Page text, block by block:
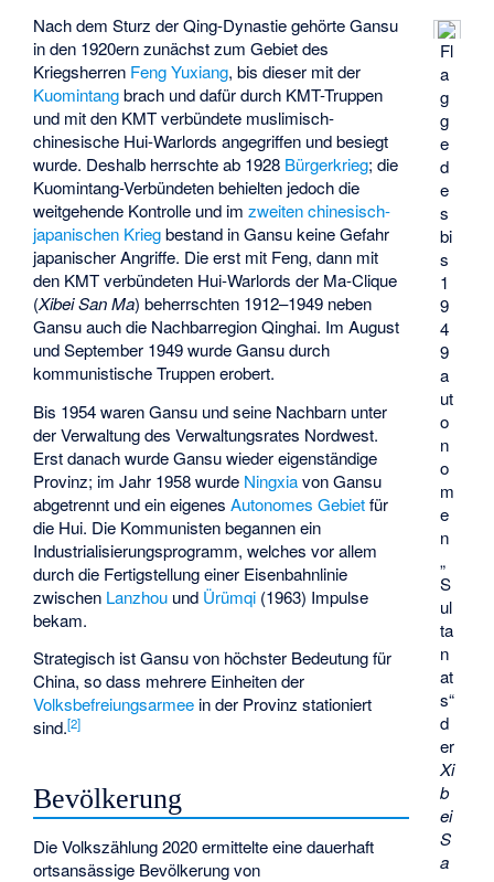
Fl
a
g
g
e
d
e
s
bi
s
1
9
4
9
a
ut
o
n
o
m
e
n
„
S
ul
ta
n
at
s“
d
er
Xi
b
ei
S
a
Nach dem Sturz der Qing-Dynastie gehörte Gansu
in den 1920ern zunächst zum Gebiet des
Kriegsherren Feng Yuxiang, bis dieser mit der
Kuomintangbrach und dafür durch KMT-Truppen
und mit den KMT verbündete muslimisch-
chinesische Hui-Warlords angegriffen und besiegt
wurde. Deshalb herrschte ab 1928 Bürgerkrieg; die
Kuomintang-Verbündeten behielten jedoch die
weitgehende Kontrolle und imzweiten chinesisch-
japanischen Kriegbestand in Gansu keine Gefahr
japanischer Angriffe. Die erst mit Feng, dann mit
den KMT verbündeten Hui-Warlords der Ma-Clique
(Xibei San Ma) beherrschten 1912–1949 neben
Gansu auch die Nachbarregion Qinghai. Im August
und September 1949 wurde Gansu durch
kommunistische Truppen erobert.
Bis 1954 waren Gansu und seine Nachbarn unter
der Verwaltung des Verwaltungsrates Nordwest.
Erst danach wurde Gansu wieder eigenständige
Provinz; im Jahr 1958 wurde Ningxiavon Gansu
abgetrennt und ein eigenesAutonomes Gebietfür
die Hui. Die Kommunisten begannen ein
Industrialisierungsprogramm, welches vor allem
durch die Fertigstellung einer Eisenbahnlinie
zwischen Lanzhou und Ürümqi (1963) Impulse
bekam.
Strategisch ist Gansu von höchster Bedeutung für
China, so dass mehrere Einheiten der
Volksbefreiungsarmee in der Provinz stationiert
sind.[2]
Bevölkerung
Die Volkszählung 2020 ermittelte eine dauerhaft
ortsansässige Bevölkerung von